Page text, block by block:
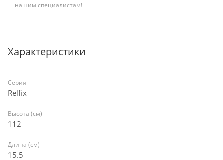
нашим специалистам!
Характеристики
Серия
Relfix
Высота (см)
112
Длина (см)
15.5